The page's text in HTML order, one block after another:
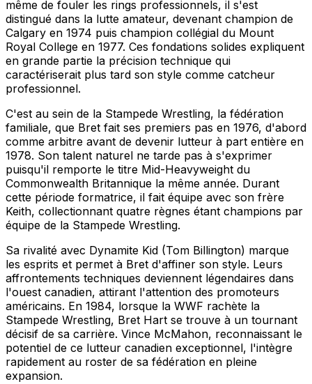
même de fouler les rings professionnels, il s'est
distingué dans la lutte amateur, devenant champion de
Calgary en 1974 puis champion collégial du Mount
Royal College en 1977. Ces fondations solides expliquent
en grande partie la précision technique qui
caractériserait plus tard son style comme catcheur
professionnel.
C'est au sein de la Stampede Wrestling, la fédération
familiale, que Bret fait ses premiers pas en 1976, d'abord
comme arbitre avant de devenir lutteur à part entière en
1978. Son talent naturel ne tarde pas à s'exprimer
puisqu'il remporte le titre Mid-Heavyweight du
Commonwealth Britannique la même année. Durant
cette période formatrice, il fait équipe avec son frère
Keith, collectionnant quatre règnes étant champions par
équipe de la Stampede Wrestling.
Sa rivalité avec Dynamite Kid (Tom Billington) marque
les esprits et permet à Bret d'affiner son style. Leurs
affrontements techniques deviennent légendaires dans
l'ouest canadien, attirant l'attention des promoteurs
américains. En 1984, lorsque la WWF rachète la
Stampede Wrestling, Bret Hart se trouve à un tournant
décisif de sa carrière. Vince McMahon, reconnaissant le
potentiel de ce lutteur canadien exceptionnel, l'intègre
rapidement au roster de sa fédération en pleine
expansion.